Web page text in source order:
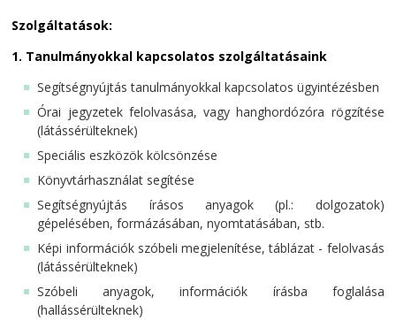
Szolgáltatások:
1. Tanulmányokkal kapcsolatos szolgáltatásaink
Segítségnyújtás tanulmányokkal kapcsolatos ügyintézésben
Órai jegyzetek felolvasása, vagy hanghordózóra rögzítése
(látássérülteknek)
Speciális eszközök kölcsönzése
Könyvtárhasználat segítése
Segítségnyújtás írásos anyagok (pl.: dolgozatok)
gépelésében, formázásában, nyomtatásában, stb.
Képi információk szóbeli megjelenítése, táblázat - felolvasás
(látássérülteknek)
Szóbeli anyagok, információk írásba foglalása
(hallássérülteknek)